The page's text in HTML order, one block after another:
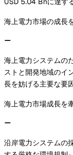
海上電力市場の成長
海上電力システムの
ストと開発地域のイ
長を妨げる主要な要
海上電力市場成長を
沿岸電力システムの